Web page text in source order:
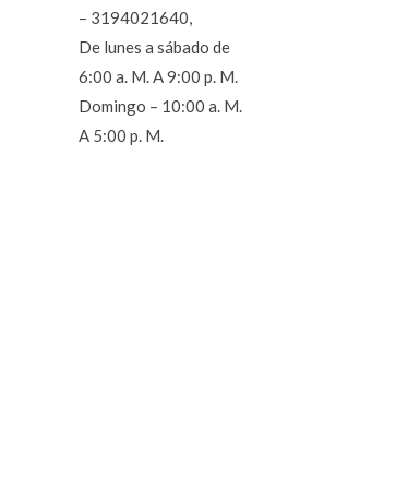
– 3194021640,
De lunes a sábado de
6:00 a. M. A 9:00 p. M.
Domingo – 10:00 a. M.
A 5:00 p. M.